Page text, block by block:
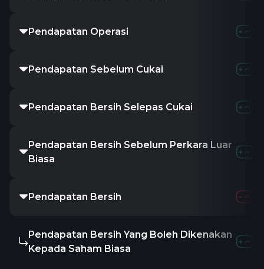
Pendapatan Operasi
Pendapatan Sebelum Cukai
Pendapatan Bersih Selepas Cukai
Pendapatan Bersih Sebelum Perkara Luar
Biasa
Pendapatan Bersih
Pendapatan Bersih Yang Boleh Dikenakan
Kepada Saham Biasa